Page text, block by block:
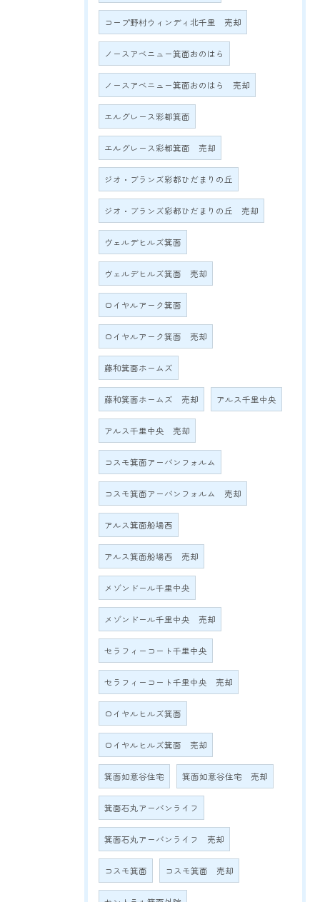
コープ野村ウィンディ北千里 売却
ノースアベニュー箕面おのはら
ノースアベニュー箕面おのはら 売却
エルグレース彩都箕面
エルグレース彩都箕面 売却
ジオ・ブランズ彩都ひだまりの丘
ジオ・ブランズ彩都ひだまりの丘 売却
ヴェルデヒルズ箕面
ヴェルデヒルズ箕面 売却
ロイヤルアーク箕面
ロイヤルアーク箕面 売却
藤和箕面ホームズ
藤和箕面ホームズ 売却 アルス千里中央
アルス千里中央 売却
コスモ箕面アーバンフォルム
コスモ箕面アーバンフォルム 売却
アルス箕面船場西
アルス箕面船場西 売却
メゾンドール千里中央
メゾンドール千里中央 売却
セラフィーコート千里中央
セラフィーコート千里中央 売却
ロイヤルヒルズ箕面
ロイヤルヒルズ箕面 売却
箕面如意谷住宅 箕面如意谷住宅 売却
箕面石丸アーバンライフ
箕面石丸アーバンライフ 売却
コスモ箕面 コスモ箕面 売却